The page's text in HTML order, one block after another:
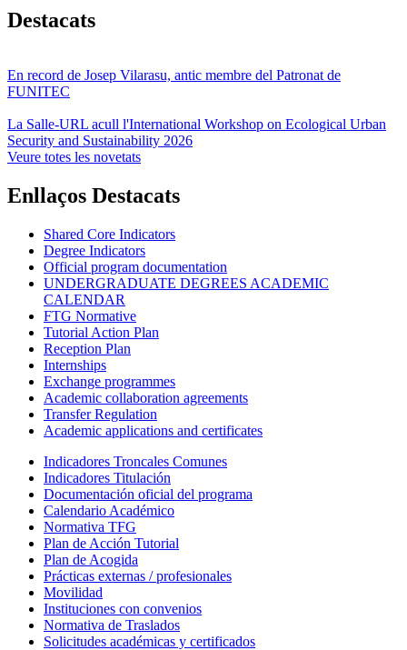
Destacats
En record de Josep Vilarasu, antic membre del Patronat de
FUNITEC
La Salle-URL acull l'International Workshop on Ecological Urban
Security and Sustainability 2026
Veure totes les novetats
Enllaços Destacats
Shared Core Indicators
Degree Indicators
Official program documentation
UNDERGRADUATE DEGREES ACADEMIC
CALENDAR
FTG Normative
Tutorial Action Plan
Reception Plan
Internships
Exchange programmes
Academic collaboration agreements
Transfer Regulation
Academic applications and certificates
Indicadores Troncales Comunes
Indicadores Titulación
Documentación oficial del programa
Calendario Académico
Normativa TFG
Plan de Acción Tutorial
Plan de Acogida
Prácticas externas / profesionales
Movilidad
Instituciones con convenios
Normativa de Traslados
Solicitudes académicas y certificados